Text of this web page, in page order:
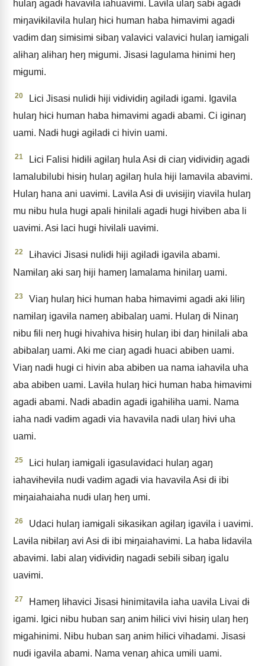
hulaŋ agadɨ havavɨla iahuavɨmi. Lavɨla ulaŋ sabɨ agadɨ
mɨŋavɨkɨlavɨla hulaŋ hɨcɨ human haba hɨmavɨmi agadɨ
vadɨm daŋ simɨsimɨ sɨbaŋ valavɨci valavɨci hulaŋ iamɨgali
alɨhaŋ alɨhaŋ heŋ mɨgumi. Jisasɨ lagulama hɨnimi heŋ
mɨgumi.
20
Lɨci Jisasɨ nulɨdɨ hɨji vɨdɨvɨdɨŋ agɨladɨ igami. Igavɨla
hulaŋ hɨcɨ human haba hɨmavɨmi agadɨ abami. Ci igɨnaŋ
uami. Nadɨ hugɨ agɨladɨ ci hivin uami.
21
Lɨci Falisi hɨdɨlɨ agɨlaŋ hula Asɨ dɨ ciaŋ vɨdɨvɨdɨŋ agadɨ
lamalubilubi hɨsɨŋ hulaŋ agɨlaŋ hula hɨji lamavɨla abavɨmi.
Hulaŋ hana ani uavɨmi. Lavɨla Asɨ dɨ uvɨsɨjiŋ viavɨla hulaŋ
mu nɨbu hula hugɨ apalɨ hɨnilalɨ agadɨ hugɨ hivɨben aba li
uavɨmi. Asɨ laci hugɨ hivɨlalɨ uavɨmi.
22
Lɨhavɨci Jisasɨ nulɨdɨ hɨji agɨladɨ igavɨla abami.
Namɨlaŋ akɨ saŋ hɨji hameŋ lamalama hɨnilaŋ uami.
23
Viaŋ hulaŋ hɨcɨ human haba hɨmavɨmi agadɨ akɨ lɨlɨŋ
namɨlaŋ igavɨla nameŋ abɨbalaŋ uami. Hulaŋ dɨ Ninaŋ
nɨbu fɨli neŋ hugɨ hivahiva hɨsɨŋ hulaŋ ibi daŋ hɨnilalɨ aba
abɨbalaŋ uami. Akɨ me ciaŋ agadɨ huaci abɨben uami.
Viaŋ nadɨ hugɨ ci hivin aba abɨben ua nama iahavɨla uha
aba abɨben uami. Lavɨla hulaŋ hɨcɨ human haba hɨmavɨmi
agadɨ abami. Nadɨ abadin agadɨ igahɨlɨha uami. Nama
iaha nadɨ vadɨm agadɨ via havavɨla nadɨ ulaŋ hɨvɨ uha
uami.
25
Lɨci hulaŋ iamɨgali igasulavɨdaci hulaŋ agaŋ
iahavɨhevɨla nudɨ vadɨm agadɨ via havavɨla Asɨ dɨ ibi
mɨŋaiahaiaha nudɨ ulaŋ heŋ umi.
26
Udaci hulaŋ iamɨgali sɨkasɨkan agɨlaŋ igavɨla i uavɨmi.
Lavɨla nɨbɨlaŋ avi Asɨ dɨ ibi mɨŋaiahavɨmi. La haba lɨdavɨla
abavɨmi. Iabi alaŋ vɨdɨvɨdɨŋ nagadɨ sebɨlɨ sɨbaŋ igalu
uavɨmi.
27
Hameŋ lɨhavɨci Jisasɨ hɨnimitavɨla iaha uavɨla Livai dɨ
igami. Igɨci nɨbu huban saŋ anɨm hɨlɨcɨ vivi hɨsɨŋ ulaŋ heŋ
mɨgahɨnimi. Nɨbu huban saŋ anɨm hɨlɨcɨ vihadami. Jisasɨ
nudɨ igavɨla abami. Nama venaŋ ahica umɨli uami.